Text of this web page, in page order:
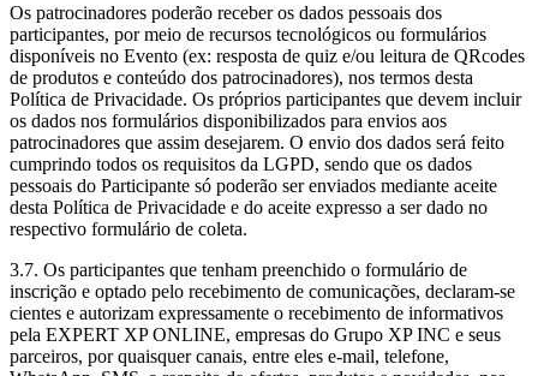
Os patrocinadores poderão receber os dados pessoais dos
participantes, por meio de recursos tecnológicos ou formulários
disponíveis no Evento (ex: resposta de quiz e/ou leitura de QRcodes
de produtos e conteúdo dos patrocinadores), nos termos desta
Política de Privacidade. Os próprios participantes que devem incluir
os dados nos formulários disponibilizados para envios aos
patrocinadores que assim desejarem. O envio dos dados será feito
cumprindo todos os requisitos da LGPD, sendo que os dados
pessoais do Participante só poderão ser enviados mediante aceite
desta Política de Privacidade e do aceite expresso a ser dado no
respectivo formulário de coleta.
3.7. Os participantes que tenham preenchido o formulário de
inscrição e optado pelo recebimento de comunicações, declaram-se
cientes e autorizam expressamente o recebimento de informativos
pela EXPERT XP ONLINE, empresas do Grupo XP INC e seus
parceiros, por quaisquer canais, entre eles e-mail, telefone,